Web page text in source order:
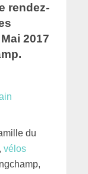
rendez-
2017
du
vélos